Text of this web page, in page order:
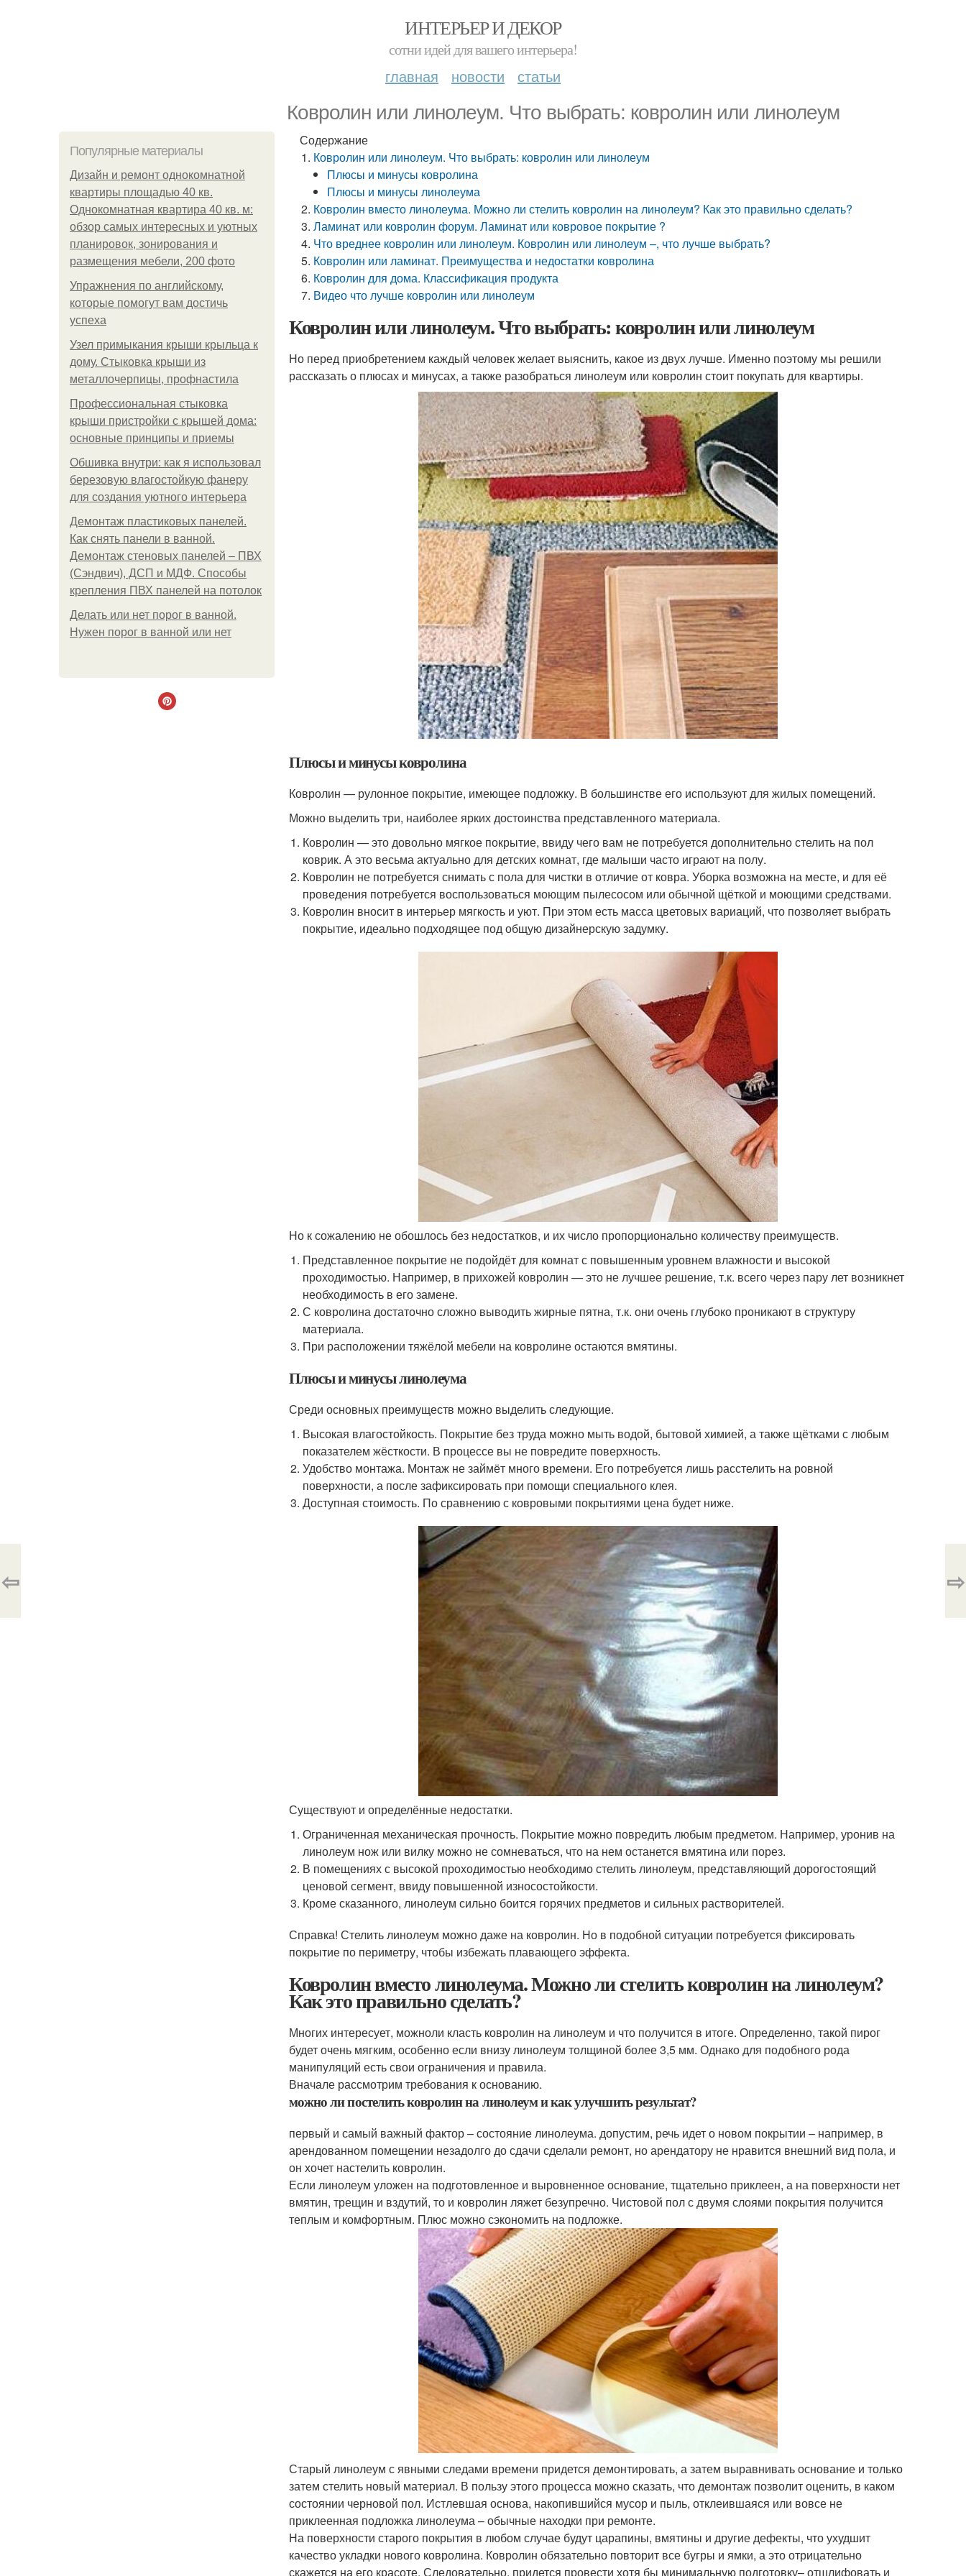
ИНТЕРЬЕР И ДЕКОР
сотни идей для вашего интерьера!
главная новости статьи
Ковролин или линолеум. Что выбрать: ковролин или линолеум
Популярные материалы
Дизайн и ремонт однокомнатной
квартиры площадью 40 кв.
Однокомнатная квартира 40 кв. м:
обзор самых интересных и уютных
планировок, зонирования и
размещения мебели, 200 фото
Упражнения по английскому,
которые помогут вам достичь
успеха
Узел примыкания крыши крыльца к
дому. Стыковка крыши из
металлочерпицы, профнастила
Профессиональная стыковка
крыши пристройки с крышей дома:
основные принципы и приемы
Обшивка внутри: как я использовал
березовую влагостойкую фанеру
для создания уютного интерьера
Демонтаж пластиковых панелей.
Как снять панели в ванной.
Демонтаж стеновых панелей – ПВХ
(Сэндвич), ДСП и МДФ. Способы
крепления ПВХ панелей на потолок
Делать или нет порог в ванной.
Нужен порог в ванной или нет
Содержание
Ковролин или линолеум. Что выбрать: ковролин или линолеум
Плюсы и минусы ковролина
Плюсы и минусы линолеума
Ковролин вместо линолеума. Можно ли стелить ковролин на линолеум? Как это правильно сделать?
Ламинат или ковролин форум. Ламинат или ковровое покрытие ?
Что вреднее ковролин или линолеум. Ковролин или линолеум –, что лучше выбрать?
Ковролин или ламинат. Преимущества и недостатки ковролина
Ковролин для дома. Классификация продукта
Видео что лучше ковролин или линолеум
Ковролин или линолеум. Что выбрать: ковролин или линолеум
Но перед приобретением каждый человек желает выяснить, какое из двух лучше. Именно поэтому мы решили
рассказать о плюсах и минусах, а также разобраться линолеум или ковролин стоит покупать для квартиры.
Плюсы и минусы ковролина
Ковролин — рулонное покрытие, имеющее подложку. В большинстве его используют для жилых помещений.
Можно выделить три, наиболее ярких достоинства представленного материала.
Ковролин — это довольно мягкое покрытие, ввиду чего вам не потребуется дополнительно стелить на пол
коврик. А это весьма актуально для детских комнат, где малыши часто играют на полу.
Ковролин не потребуется снимать с пола для чистки в отличие от ковра. Уборка возможна на месте, и для её
проведения потребуется воспользоваться моющим пылесосом или обычной щёткой и моющими средствами.
Ковролин вносит в интерьер мягкость и уют. При этом есть масса цветовых вариаций, что позволяет выбрать
покрытие, идеально подходящее под общую дизайнерскую задумку.
Но к сожалению не обошлось без недостатков, и их число пропорционально количеству преимуществ.
Представленное покрытие не подойдёт для комнат с повышенным уровнем влажности и высокой
проходимостью. Например, в прихожей ковролин — это не лучшее решение, т.к. всего через пару лет возникнет
необходимость в его замене.
С ковролина достаточно сложно выводить жирные пятна, т.к. они очень глубоко проникают в структуру
материала.
При расположении тяжёлой мебели на ковролине остаются вмятины.
Плюсы и минусы линолеума
Среди основных преимуществ можно выделить следующие.
Высокая влагостойкость. Покрытие без труда можно мыть водой, бытовой химией, а также щётками с любым
показателем жёсткости. В процессе вы не повредите поверхность.
Удобство монтажа. Монтаж не займёт много времени. Его потребуется лишь расстелить на ровной
поверхности, а после зафиксировать при помощи специального клея.
Доступная стоимость. По сравнению с ковровыми покрытиями цена будет ниже.
Существуют и определённые недостатки.
Ограниченная механическая прочность. Покрытие можно повредить любым предметом. Например, уронив на
линолеум нож или вилку можно не сомневаться, что на нем останется вмятина или порез.
В помещениях с высокой проходимостью необходимо стелить линолеум, представляющий дорогостоящий
ценовой сегмент, ввиду повышенной износостойкости.
Кроме сказанного, линолеум сильно боится горячих предметов и сильных растворителей.
Справка! Стелить линолеум можно даже на ковролин. Но в подобной ситуации потребуется фиксировать
покрытие по периметру, чтобы избежать плавающего эффекта.
Ковролин вместо линолеума. Можно ли стелить ковролин на линолеум?
Как это правильно сделать?
Многих интересует, можноли класть ковролин на линолеум и что получится в итоге. Определенно, такой пирог
будет очень мягким, особенно если внизу линолеум толщиной более 3,5 мм. Однако для подобного рода
манипуляций есть свои ограничения и правила.
Вначале рассмотрим требования к основанию.
можно ли постелить ковролин на линолеум и как улучшить результат?
первый и самый важный фактор – состояние линолеума. допустим, речь идет о новом покрытии – например, в
арендованном помещении незадолго до сдачи сделали ремонт, но арендатору не нравится внешний вид пола, и
он хочет настелить ковролин.
Если линолеум уложен на подготовленное и выровненное основание, тщательно приклеен, а на поверхности нет
вмятин, трещин и вздутий, то и ковролин ляжет безупречно. Чистовой пол с двумя слоями покрытия получится
теплым и комфортным. Плюс можно сэкономить на подложке.
Старый линолеум с явными следами времени придется демонтировать, а затем выравнивать основание и только
затем стелить новый материал. В пользу этого процесса можно сказать, что демонтаж позволит оценить, в каком
состоянии черновой пол. Истлевшая основа, накопившийся мусор и пыль, отклеившаяся или вовсе не
приклеенная подложка линолеума – обычные находки при ремонте.
На поверхности старого покрытия в любом случае будут царапины, вмятины и другие дефекты, что ухудшит
качество укладки нового ковролина. Ковролин обязательно повторит все бугры и ямки, а это отрицательно
скажется на его красоте. Следовательно, придется провести хотя бы минимальную подготовку– отшлифовать и
⇦ ⇨